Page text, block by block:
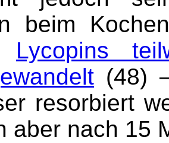
beim
Lycopins
(48)
resorbiert
aber nach 15